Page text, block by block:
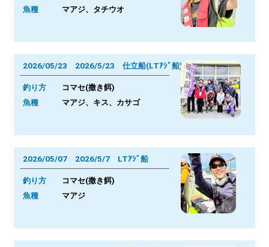
魚種 マアジ、タチウオ
2026/05/23 2026/5/23 仕立船(LTｱｼﾞ船)
釣り方
コマセ(撒き餌)
魚種 マアジ、キス、カサゴ
2026/05/07 2026/5/7 LTｱｼﾞ船
釣り方
コマセ(撒き餌)
魚種 マアジ